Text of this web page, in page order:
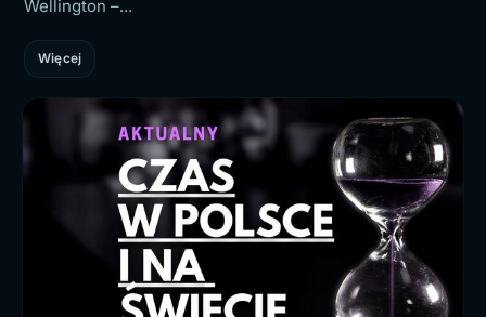
Wellington –...
Więcej